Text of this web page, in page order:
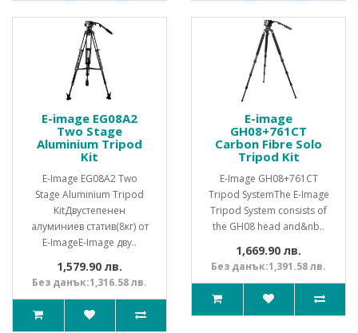
E-image EG08A2
Two Stage
Aluminium Tripod
Kit
E-Image EG08A2 Two
Stage Aluminium Tripod
KitДвустепенен
алуминиев статив(8кг) от
E-ImageE-Image дву..
1,579.90 лв.
Без данък:1,316.58 лв.
E-image
GH08+761CT
Carbon Fibre Solo
Tripod Kit
E-Image GH08+761CT
Tripod SystemThe E-Image
Tripod System consists of
the GH08 head and&nb..
1,669.90 лв.
Без данък:1,391.58 лв.